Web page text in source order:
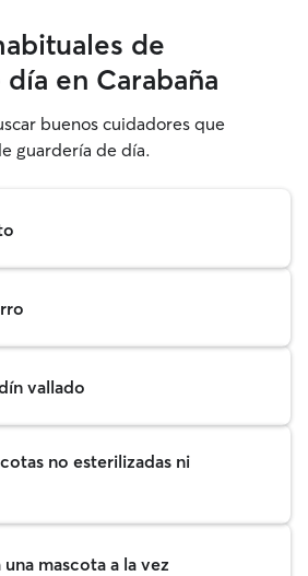
de
en Carabaña
buenos cuidadores que
guardería de día.
vallado
no esterilizadas ni
mascota a la vez